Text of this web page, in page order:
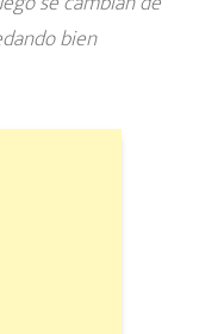
bien